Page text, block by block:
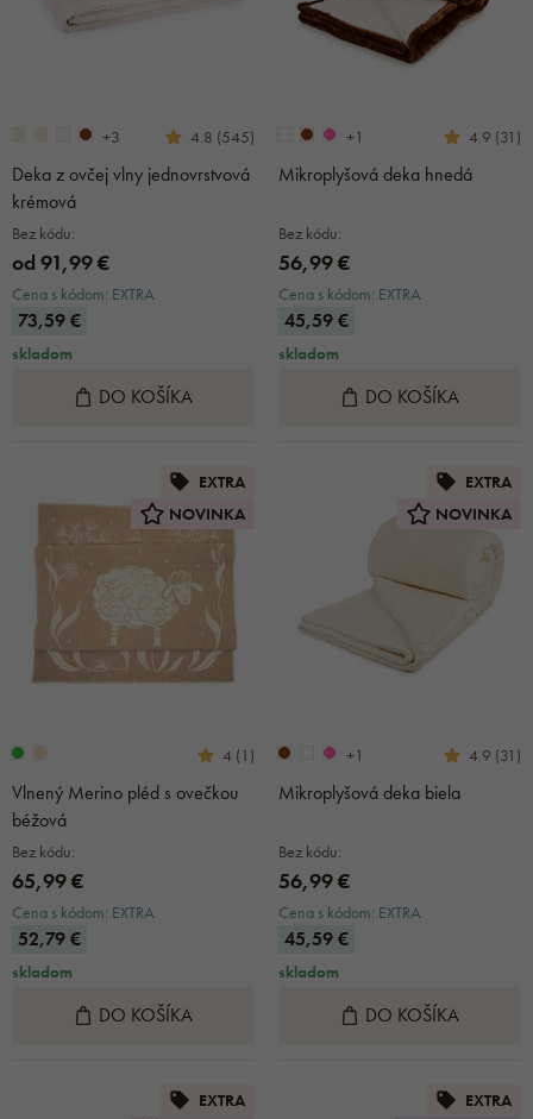
+3 4.8 (545)
Deka z ovčej vlny jednovrstvová
krémová
Bez kódu:
od 91,99 €
Cena s kódom: EXTRA
73,59 €
skladom
DO KOŠÍKA
+1 4.9 (31)
Mikroplyšová deka hnedá
Bez kódu:
56,99 €
Cena s kódom: EXTRA
45,59 €
skladom
DO KOŠÍKA
EXTRA
NOVINKA
4 (1)
Vlnený Merino pléd s ovečkou
béžová
Bez kódu:
65,99 €
Cena s kódom: EXTRA
52,79 €
skladom
DO KOŠÍKA
EXTRA
NOVINKA
+1 4.9 (31)
Mikroplyšová deka biela
Bez kódu:
56,99 €
Cena s kódom: EXTRA
45,59 €
skladom
DO KOŠÍKA
EXTRA
EXTRA